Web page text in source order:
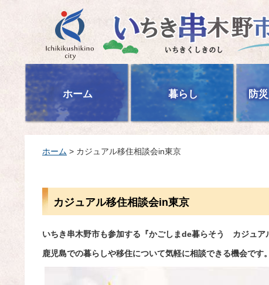
いちき串木野市
ホーム 暮らし 防
ホーム > カジュアル移住相談会in東京
カジュアル移住相談会in東京
いちき串木野市も参加する『かごしまde暮らそう カジュア
鹿児島での暮らしや移住について気軽に相談できる機会です